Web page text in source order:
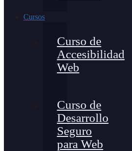
Cursos
Curso de
Accesibilidad
Web
Curso de
Desarrollo
Seguro
para Web